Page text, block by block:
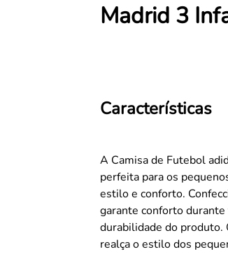
Madrid 3
Características
A Camisa de Futebol
perfeita para os
estilo e conforto.
garante conforto
durabilidade do produto.
realça o estilo dos